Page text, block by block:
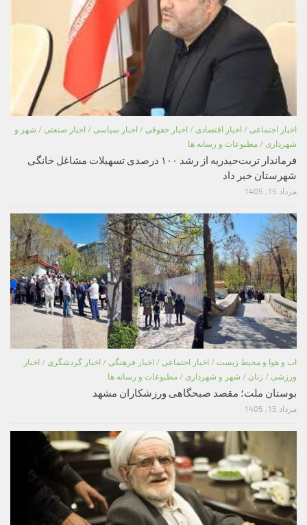
اخبار اجتماعی / اخبار اقتصادی / اخبار حقوقی / اخبار سیاسی / اخبار صنعتی / شهر و
شهرداری / مطبوعات و رسانه ها
فرماندار تربت‌حیدریه از رشد ۱۰۰ درصدی تسهیلات مشاغل خانگی
شهرستان خبر داد
مرداد 15, 1405
اب و هوا و محیط زیست / اخبار اجتماعی / اخبار فرهنگی / اخبار گردشگری / اخبار
ورزشی / زنان / شهر و شهرداری / مطبوعات و رسانه ها
بوستان ملت؛ مقصد صبحگاهی ورزشکاران مشهد
مرداد 15, 1405